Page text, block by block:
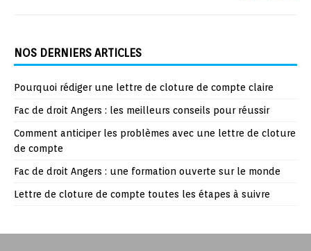
NOS DERNIERS ARTICLES
Pourquoi rédiger une lettre de cloture de compte claire
Fac de droit Angers : les meilleurs conseils pour réussir
Comment anticiper les problèmes avec une lettre de cloture
de compte
Fac de droit Angers : une formation ouverte sur le monde
Lettre de cloture de compte toutes les étapes à suivre